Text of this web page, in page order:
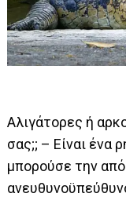
Αλιγάτορες ή
σας;; – Είναι ένα
μπορούσε την